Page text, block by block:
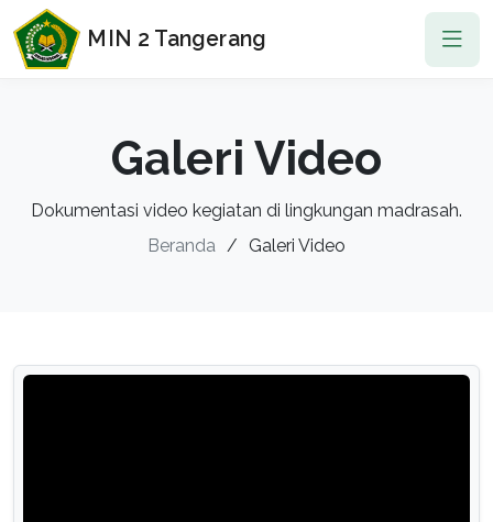
MIN 2 Tangerang
Galeri Video
Dokumentasi video kegiatan di lingkungan madrasah.
Beranda
Galeri Video